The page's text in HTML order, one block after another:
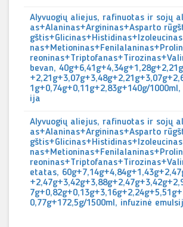
Alyvuogių aliejus, rafinuotas ir sojų
as+Alaninas+Argininas+Asparto
bevan,
1g+0,74g+0,11g+2,83g+140g/
ija
Alyvuogių aliejus, rafinuotas ir sojų
as+Alaninas+Argininas+Asparto
etatas,
0,77g+172,5g/1500ml, infuzinė